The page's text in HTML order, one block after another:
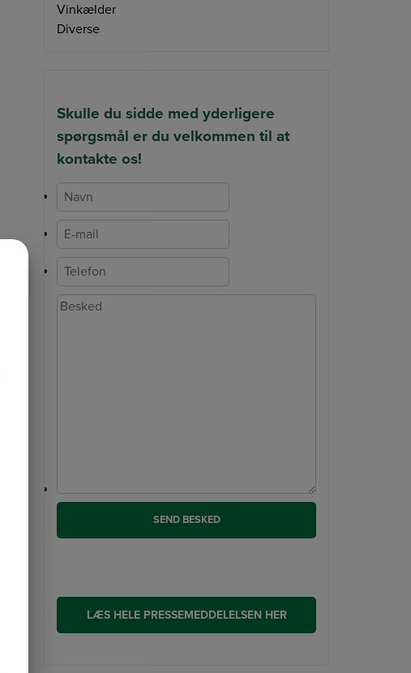
Vinkælder
Diverse
Skulle du sidde med yderligere
spørgsmål er du velkommen til at
kontakte os!
LÆS HELE PRESSEMEDDELELSEN HER